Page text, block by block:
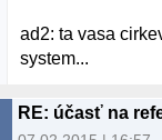
ad2: ta vasa
system...
RE: účasť na